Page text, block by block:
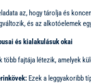
az, hogy tárolja és
és az alkotóelemek
és kialakulásuk okai
több fajtája létezik, amelyek
Ezek a leggyakoribb